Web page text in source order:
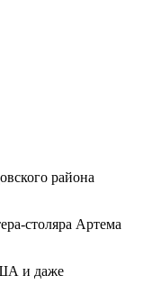
района
столяра Артема
и даже